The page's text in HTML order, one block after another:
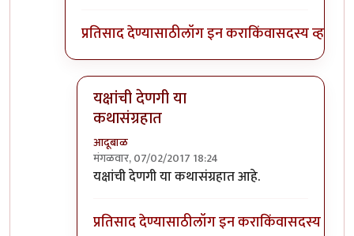
प्रतिसाद देण्यासाठीलॉग इन कराकिंवासदस्य व्हा
यक्षांची देणगी या
कथासंग्रहात
आदूबाळ
मंगळवार, 07/02/2017 18:24
In reply toवाचायला हवी.byएस
यक्षांची देणगी या कथासंग्रहात आहे.
प्रतिसाद देण्यासाठीलॉग इन कराकिंवासदस्य व्हा